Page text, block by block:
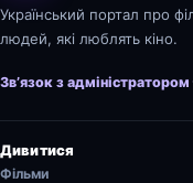
Український портал про
людей, які люблять кіно.
Зв’язок з адміністратором
Дивитися
Фільми